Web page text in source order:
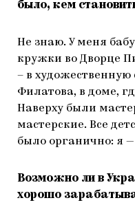
было, кем
Не знаю. У меня
кружки во Дворце
– в
Филатова, в доме,
Наверху были
мастерские. Все
было органично: я
Возможно ли в
хорошо